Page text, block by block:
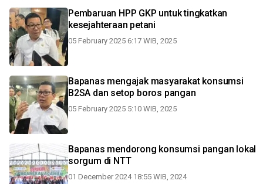
Pembaruan HPP GKP untuk tingkatkan
kesejahteraan petani
05 February 2025 6:17 WIB, 2025
Bapanas mengajak masyarakat konsumsi
B2SA dan setop boros pangan
05 February 2025 5:10 WIB, 2025
Bapanas mendorong konsumsi pangan lokal
sorgum di NTT
01 December 2024 18:55 WIB, 2024